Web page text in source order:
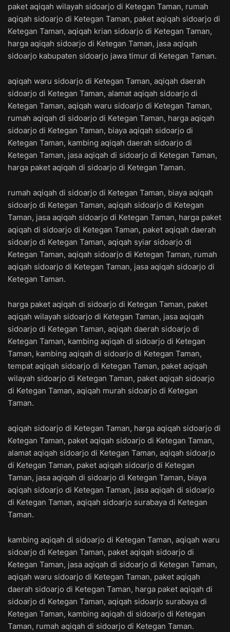
paket aqiqah wilayah sidoarjo di Ketegan Taman, rumah
aqiqah sidoarjo di Ketegan Taman, paket aqiqah sidoarjo di
Ketegan Taman, aqiqah krian sidoarjo di Ketegan Taman,
harga aqiqah sidoarjo di Ketegan Taman, jasa aqiqah
sidoarjo kabupaten sidoarjo jawa timur di Ketegan Taman.
aqiqah waru sidoarjo di Ketegan Taman, aqiqah daerah
sidoarjo di Ketegan Taman, alamat aqiqah sidoarjo di
Ketegan Taman, aqiqah waru sidoarjo di Ketegan Taman,
rumah aqiqah di sidoarjo di Ketegan Taman, harga aqiqah
sidoarjo di Ketegan Taman, biaya aqiqah sidoarjo di
Ketegan Taman, kambing aqiqah daerah sidoarjo di
Ketegan Taman, jasa aqiqah di sidoarjo di Ketegan Taman,
harga paket aqiqah di sidoarjo di Ketegan Taman.
rumah aqiqah di sidoarjo di Ketegan Taman, biaya aqiqah
sidoarjo di Ketegan Taman, aqiqah sidoarjo di Ketegan
Taman, jasa aqiqah sidoarjo di Ketegan Taman, harga paket
aqiqah di sidoarjo di Ketegan Taman, paket aqiqah daerah
sidoarjo di Ketegan Taman, aqiqah syiar sidoarjo di
Ketegan Taman, aqiqah sidoarjo di Ketegan Taman, rumah
aqiqah sidoarjo di Ketegan Taman, jasa aqiqah sidoarjo di
Ketegan Taman.
harga paket aqiqah di sidoarjo di Ketegan Taman, paket
aqiqah wilayah sidoarjo di Ketegan Taman, jasa aqiqah
sidoarjo di Ketegan Taman, aqiqah daerah sidoarjo di
Ketegan Taman, kambing aqiqah di sidoarjo di Ketegan
Taman, kambing aqiqah di sidoarjo di Ketegan Taman,
tempat aqiqah sidoarjo di Ketegan Taman, paket aqiqah
wilayah sidoarjo di Ketegan Taman, paket aqiqah sidoarjo
di Ketegan Taman, aqiqah murah sidoarjo di Ketegan
Taman.
aqiqah sidoarjo di Ketegan Taman, harga aqiqah sidoarjo di
Ketegan Taman, paket aqiqah sidoarjo di Ketegan Taman,
alamat aqiqah sidoarjo di Ketegan Taman, aqiqah sidoarjo
di Ketegan Taman, paket aqiqah sidoarjo di Ketegan
Taman, jasa aqiqah di sidoarjo di Ketegan Taman, biaya
aqiqah sidoarjo di Ketegan Taman, jasa aqiqah di sidoarjo
di Ketegan Taman, aqiqah sidoarjo surabaya di Ketegan
Taman.
kambing aqiqah di sidoarjo di Ketegan Taman, aqiqah waru
sidoarjo di Ketegan Taman, paket aqiqah sidoarjo di
Ketegan Taman, jasa aqiqah di sidoarjo di Ketegan Taman,
aqiqah waru sidoarjo di Ketegan Taman, paket aqiqah
daerah sidoarjo di Ketegan Taman, harga paket aqiqah di
sidoarjo di Ketegan Taman, aqiqah sidoarjo surabaya di
Ketegan Taman, kambing aqiqah di sidoarjo di Ketegan
Taman, rumah aqiqah di sidoarjo di Ketegan Taman.